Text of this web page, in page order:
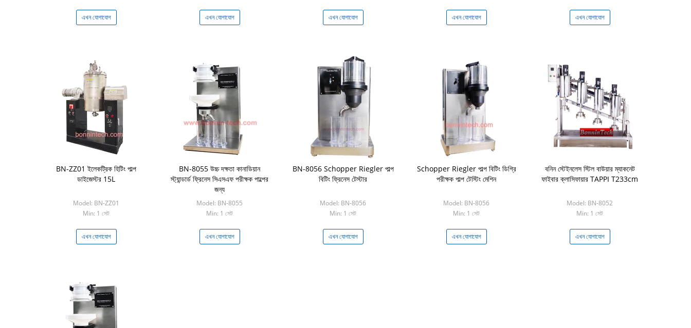
এখন যোগাযোগ এখন যোগাযোগ এখন যোগাযোগ এখন যোগাযোগ এখন যোগাযোগ
BN-ZZ01 ইলেকট্রিক হিটিং পাল্প
ডাইজেস্টর 15L
Model: BN-ZZ01
Min: 1 সেট
এখন যোগাযোগ
BN-8055 উচ্চ দক্ষতা কানাডিয়ান
স্ট্যান্ডার্ড ফ্রিনেস সিএসএফ পরীক্ষক পাল্পের
জন্য
Model: BN-8055
Min: 1 সেট
এখন যোগাযোগ
BN-8056 Schopper Riegler পাল্প
বিটিং ফ্রিনেস টেস্টার
Model: BN-8056
Min: 1 সেট
এখন যোগাযোগ
Schopper Riegler পাল্প বিটিং ডিগ্রি
পরীক্ষক পাল্প টেস্টিং মেশিন
Model: BN-8056
Min: 1 সেট
এখন যোগাযোগ
বনিন স্টেইনলেস স্টিল বাউয়ার ম্যাকনেট
ফাইবার ক্লাসিফায়ার TAPPI T233cm
Model: BN-8052
Min: 1 সেট
এখন যোগাযোগ